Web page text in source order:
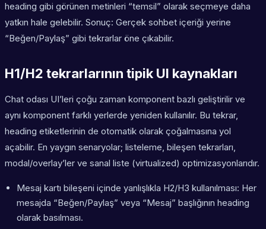
heading gibi görünen metinleri “temsil” olarak seçmeye daha
yatkın hale gelebilir. Sonuç: Gerçek sohbet içeriği yerine
“Beğen/Paylaş” gibi tekrarlar öne çıkabilir.
H1/H2 tekrarlarının tipik UI kaynakları
Chat odası UI’leri çoğu zaman komponent bazlı geliştirilir ve
aynı komponent farklı yerlerde yeniden kullanılır. Bu tekrar,
heading etiketlerinin de otomatik olarak çoğalmasına yol
açabilir. En yaygın senaryolar; listeleme, bileşen tekrarları,
modal/overlay’ler ve sanal liste (virtualized) optimizasyonlarıdır.
Mesaj kartı bileşeni içinde yanlışlıkla H2/H3 kullanılması: Her
mesajda “Beğen/Paylaş” veya “Mesaj” başlığının heading
olarak basılması.